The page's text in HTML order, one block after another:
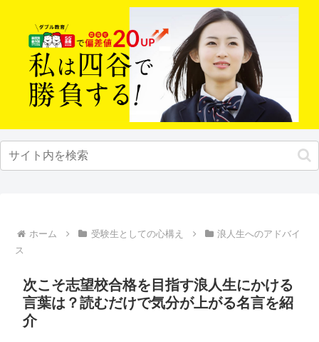
ホーム 受験生としての心構え
浪人生へのアドバイ
ス
次こそ志望校合格を目指す浪人生にかける
言葉は？読むだけで気分が上がる名言を紹
介